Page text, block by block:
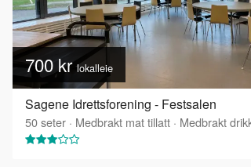
700 krlokalleie
Sagene Idrettsforening - Festsalen
50seter · Medbrakt mat tillatt · Medbrakt